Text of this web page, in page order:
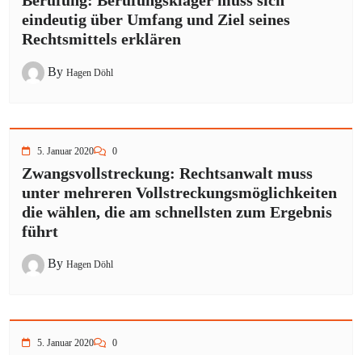
eindeutig über Umfang und Ziel seines
Rechtsmittels erklären
By Hagen Döhl
5. Januar 2020 0
Zwangsvollstreckung: Rechtsanwalt muss
unter mehreren Vollstreckungsmöglichkeiten
die wählen, die am schnellsten zum Ergebnis
führt
By Hagen Döhl
5. Januar 2020 0